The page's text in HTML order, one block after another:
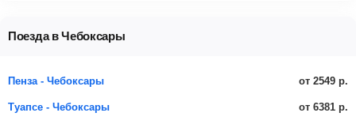
Поезда в Чебоксары
Пенза - Чебоксары от 2549 р.
Туапсе - Чебоксары от 6381 р.